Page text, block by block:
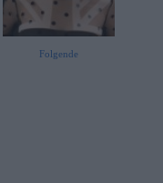
Folgende